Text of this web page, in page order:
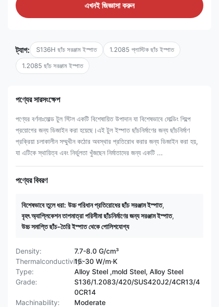
এখনই জিজ্ঞাসা করুন
ট্যাগ: S136H ছাঁচ সরঞ্জাম ইস্পাত 1.2085 প্লাস্টিক ছাঁচ ইস্পাত
1.2085 ছাঁচ সরঞ্জাম ইস্পাত
পণ্যের সারসংক্ষেপ
পণ্যের বর্ণনাঃমোল্ড টুল স্টিল একটি বিশেষায়িত উপাদান যা বিশেষভাবে মোল্ডিং শিল্পে
প্রয়োগের জন্য ডিজাইন করা হয়েছে।এই টুল ইস্পাত ছাঁচনির্মাণের জন্য ছাঁচনির্মাণ
প্রক্রিয়া চলাকালীন সম্মুখীন কঠোর অবস্থার প্রতিরোধ করার জন্য ডিজাইন করা হয়,
যা এটিকে স্থায়িত্ব এবং নির্ভুলতা খুঁজছেন নির্মাতাদের জন্য একটি ...
পণ্যের বিবরণ
বিশেষভাবে তুলে ধরা: উচ্চ পরিধান প্রতিরোধের ছাঁচ সরঞ্জাম ইস্পাত,
বৃহৎ অ্যাপ্লিকেশন তাপমাত্রা পরিসীমা ছাঁচনির্মাণের জন্য সরঞ্জাম ইস্পাত,
উচ্চ সমাপ্তি ছাঁচ-তৈরি ইস্পাত থেকে পোলিশযোগ্য
Density:
7.7-8.0 G/cm³
Thermalconductivity:15-30 W/m·K
Type:
Alloy Steel ,mold Steel, Alloy Steel
Grade:
S136/1.2083/420/SUS420J2/4CR13/4
0CR14
Machinability:
Moderate